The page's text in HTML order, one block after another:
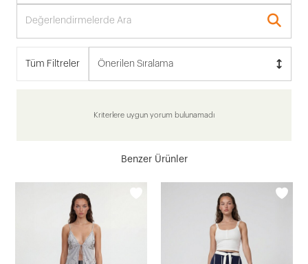
Tüm Filtreler Önerilen Sıralama
Kriterlere uygun yorum bulunamadı
Benzer Ürünler